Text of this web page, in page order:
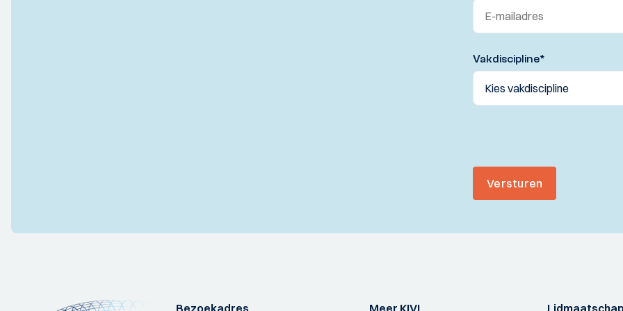
Vakdiscipline*
Versturen